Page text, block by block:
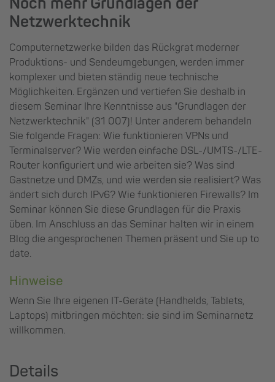
Netzwerktechnik
Computernetzwerke bilden das Rückgrat moderner
Produktions- und Sendeumgebungen, werden immer
komplexer und bieten ständig neue technische
Möglichkeiten. Ergänzen und vertiefen Sie deshalb in
diesem Seminar Ihre Kenntnisse aus "Grundlagen der
Netzwerktechnik" (31 007)! Unter anderem behandeln
Sie folgende Fragen: Wie funktionieren VPNs und
Terminalserver? Wie werden einfache DSL-/UMTS-/LTE-
Router konfiguriert und wie arbeiten sie? Was sind
Gastnetze und DMZs, und wie werden sie realisiert? Was
ändert sich durch IPv6? Wie funktionieren Firewalls? Im
Seminar können Sie diese Grundlagen für die Praxis
üben. Im Anschluss an das Seminar halten wir in einem
Blog die angesprochenen Themen präsent und Sie up to
date.
Hinweise
Wenn Sie Ihre eigenen IT-Geräte (Handhelds, Tablets,
Laptops) mitbringen möchten: sie sind im Seminarnetz
willkommen.
Details